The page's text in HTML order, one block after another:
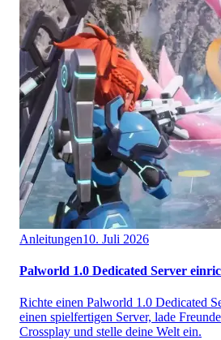
Anleitungen10. Juli 2026
Palworld 1.0 Dedicated Server
Richte einen Palworld 1.0 Dedicated
einen spielfertigen Server, lade
Crossplay und stelle deine Welt ein.